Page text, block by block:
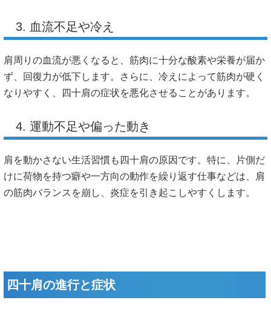
3. 血流不足や冷え
肩周りの血流が悪くなると、筋肉に十分な酸素や栄養が届か
ず、回復力が低下します。さらに、冷えによって筋肉が硬く
なりやすく、四十肩の症状を悪化させることがあります。
4. 運動不足や偏った動き
肩を動かさない生活習慣も四十肩の原因です。特に、片側だ
けに荷物を持つ癖や一方向の動作を繰り返す仕事などは、肩
の筋肉バランスを崩し、炎症を引き起こしやすくします。
四十肩の進行と症状